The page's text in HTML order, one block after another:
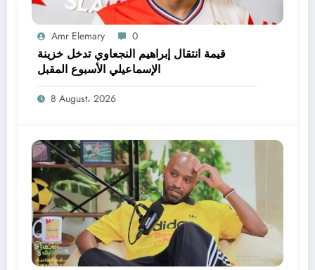
Amr Elemary 0
قيمة انتقال إبراهيم النجعاوي تدخل خزينة
الإسماعيلي الأسبوع المقبل
8 August، 2026